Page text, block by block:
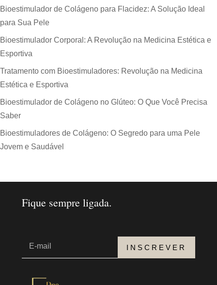
Bioestimulador de Colágeno para Flacidez: A Solução Ideal
para Sua Pele
Bioestimulador Corporal: A Revolução na Medicina Estética e
Esportiva
Tratamento com Bioestimuladores: Revolução na Medicina
Estética e Esportiva
Bioestimulador de Colágeno no Glúteo: O Que Você Precisa
Saber
Bioestimuladores de Colágeno: O Segredo para uma Pele
Jovem e Saudável
Fique sempre ligada.
INSCREVER